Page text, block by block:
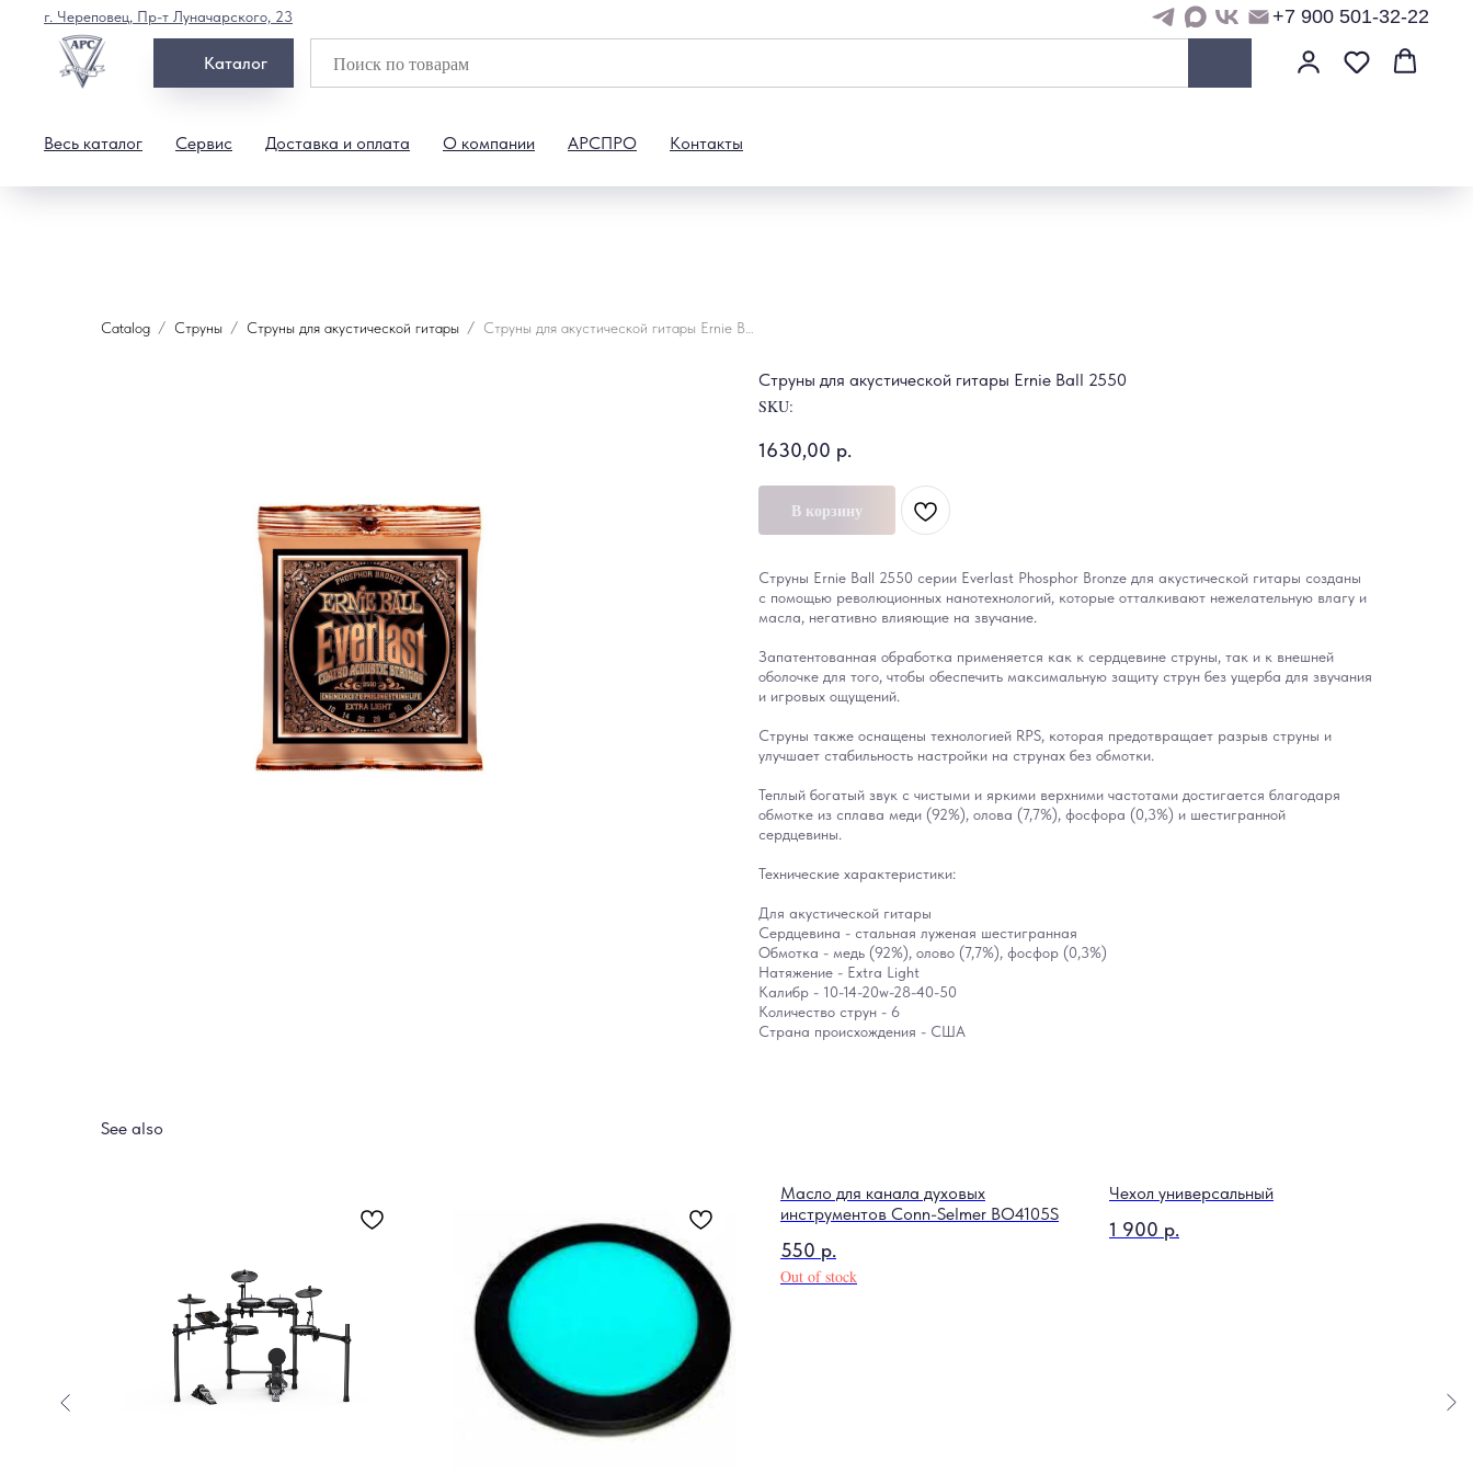
Каталог
Весь каталог Сервис Доставка и оплата О компании АРСПРО Контакты
г. Череповец, Пр-т Луначарского, 23 +7 900 501-32-22
Catalog Струны Струны для акустической гитары
Струны для акустической гитары Ernie Ball 2550
SKU:
1630,00 р.
В корзину
Струны Ernie Ball 2550 серии Everlast Phosphor Bronze для акустической гитары созданы
с помощью революционных нанотехнологий, которые отталкивают нежелательную влагу и
масла, негативно влияющие на звучание.
Запатентованная обработка применяется как к сердцевине струны, так и к внешней
оболочке для того, чтобы обеспечить максимальную защиту струн без ущерба для звучания
и игровых ощущений.
Струны также оснащены технологией RPS, которая предотвращает разрыв струны и
улучшает стабильность настройки на струнах без обмотки.
Теплый богатый звук с чистыми и яркими верхними частотами достигается благодаря
обмотке из сплава меди (92%), олова (7,7%), фосфора (0,3%) и шестигранной
сердцевины.
Технические характеристики:
Для акустической гитары
Сердцевина - стальная луженая шестигранная
Обмотка - медь (92%), олово (7,7%), фосфор (0,3%)
Натяжение - Extra Light
Калибр - 10-14-20w-28-40-50
Количество струн - 6
Страна происхождения - США
See also
Масло для канала духовых
инструментов Conn-Selmer BO4105S
550 р.
Out of stock
Чехол универсальный
1 900 р.